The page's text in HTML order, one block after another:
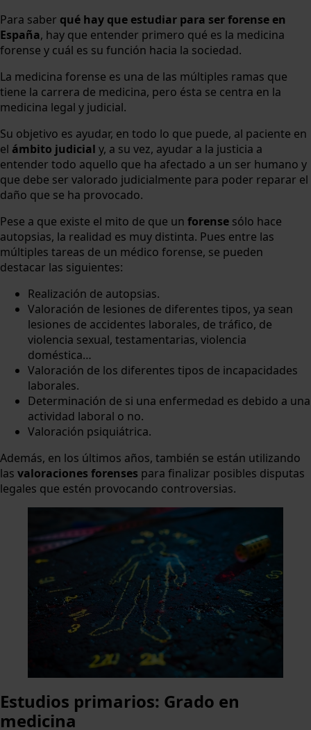
Para saber qué hay que estudiar para ser forense en
España, hay que entender primero qué es la medicina
forense y cuál es su función hacia la sociedad.
La medicina forense es una de las múltiples ramas que
tiene la carrera de medicina, pero ésta se centra en la
medicina legal y judicial.
Su objetivo es ayudar, en todo lo que puede, al paciente en
el ámbito judicial y, a su vez, ayudar a la justicia a
entender todo aquello que ha afectado a un ser humano y
que debe ser valorado judicialmente para poder reparar el
daño que se ha provocado.
Pese a que existe el mito de que un forense sólo hace
autopsias, la realidad es muy distinta. Pues entre las
múltiples tareas de un médico forense, se pueden
destacar las siguientes:
Realización de autopsias.
Valoración de lesiones de diferentes tipos, ya sean
lesiones de accidentes laborales, de tráfico, de
violencia sexual, testamentarias, violencia
doméstica…
Valoración de los diferentes tipos de incapacidades
laborales.
Determinación de si una enfermedad es debido a una
actividad laboral o no.
Valoración psiquiátrica.
Además, en los últimos años, también se están utilizando
las valoraciones forenses para finalizar posibles disputas
legales que estén provocando controversias.
Estudios primarios: Grado en
medicina